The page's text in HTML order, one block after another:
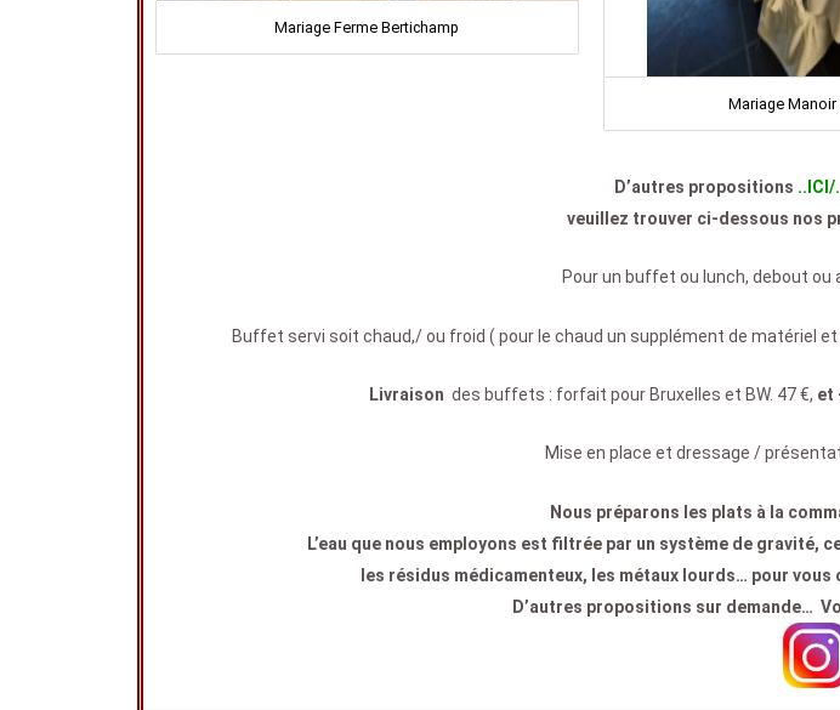
Mariage Ferme Bertichamp
Mariage Manoir
D’autres propositions
veuillez trouver ci-dessous nos
Pour un buffet ou lunch, debout
Buffet servi soit chaud,/ ou froid ( pour le chaud un supplément de matériel
Livraison des buffets : forfait pour Bruxelles et BW. 47 €, et
Mise en place et dressage /
Nous préparons les plats à la
L’eau que nous employons est filtrée par un système de
les résidus médicamenteux, les métaux lourds… pour
D’autres propositions sur demande…